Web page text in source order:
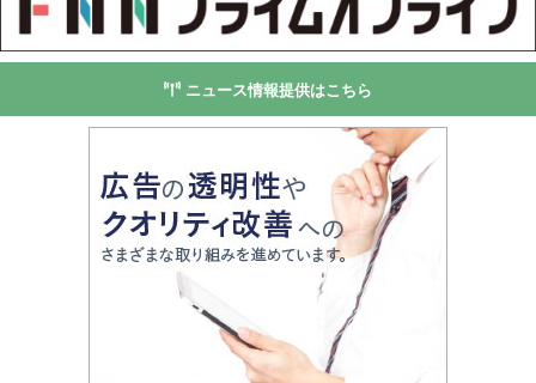
ニュース情報提供はこちら